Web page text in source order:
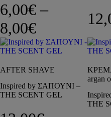
6,00€ –
8,00€Price
AFTER SHAVE
Inspired by ΣΑΠΟΥΝΙ –
THE SCENT GEL
argan
THE